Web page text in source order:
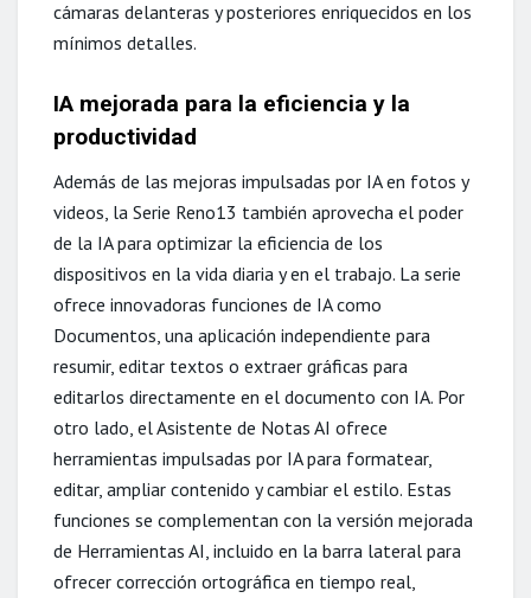
cámaras delanteras y posteriores enriquecidos en los
mínimos detalles.
IA mejorada para la eficiencia y la
productividad
Además de las mejoras impulsadas por IA en fotos y
videos, la Serie Reno13 también aprovecha el poder
de la IA para optimizar la eficiencia de los
dispositivos en la vida diaria y en el trabajo. La serie
ofrece innovadoras funciones de IA como
Documentos, una aplicación independiente para
resumir, editar textos o extraer gráficas para
editarlos directamente en el documento con IA. Por
otro lado, el Asistente de Notas AI ofrece
herramientas impulsadas por IA para formatear,
editar, ampliar contenido y cambiar el estilo. Estas
funciones se complementan con la versión mejorada
de Herramientas AI, incluido en la barra lateral para
ofrecer corrección ortográfica en tiempo real,